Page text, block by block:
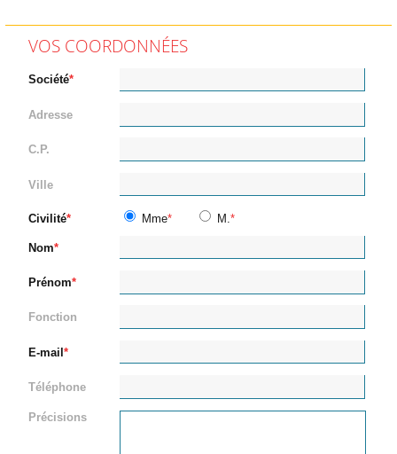
VOS COORDONNÉES
Société
Adresse
C.P.
Ville
Civilité Mme M.
Nom
Prénom
Fonction
E-mail
Téléphone
Précisions